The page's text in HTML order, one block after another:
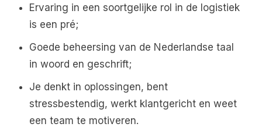
Ervaring in een soortgelijke rol in de logistiek
is een pré;
Goede beheersing van de Nederlandse taal
in woord en geschrift;
Je denkt in oplossingen, bent
stressbestendig, werkt klantgericht en weet
een team te motiveren.